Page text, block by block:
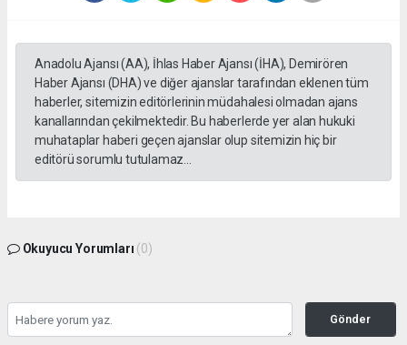
Anadolu Ajansı (AA), İhlas Haber Ajansı (İHA), Demirören
Haber Ajansı (DHA) ve diğer ajanslar tarafından eklenen tüm
haberler, sitemizin editörlerinin müdahalesi olmadan ajans
kanallarından çekilmektedir. Bu haberlerde yer alan hukuki
muhataplar haberi geçen ajanslar olup sitemizin hiç bir
editörü sorumlu tutulamaz...
Okuyucu Yorumları (0)
Gönder